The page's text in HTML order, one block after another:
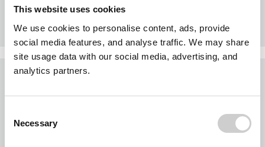
This website uses cookies
We use cookies to personalise content, ads, provide
social media features, and analyse traffic. We may share
site usage data with our social media, advertising, and
analytics partners.
Selection
Necessary
Was möchten Sie jetzt tun?
Sie möchten jetzt Nägel mit Köpfen machen?
Jedes Gebiet wird nur einmal vergeben.